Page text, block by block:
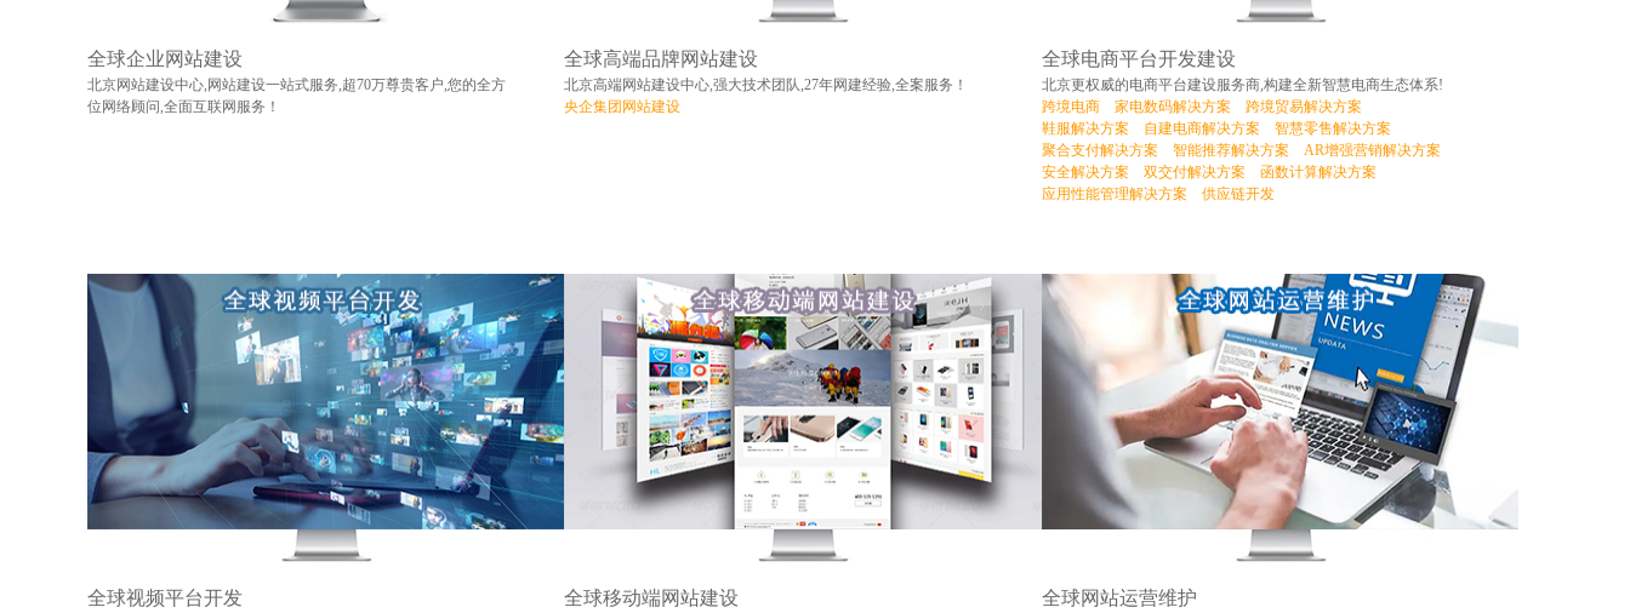
全球企业网站建设
北京网站建设中心,网站建设一站式服务,超70万尊贵客户,您的全方
位网络顾问,全面互联网服务！
全球高端品牌网站建设
北京高端网站建设中心,强大技术团队,27年网建经验,全案服务！
央企集团网站建设
全球电商平台开发建设
北京更权威的电商平台建设服务商,构建全新智慧电商生态体系!
跨境电商
家电数码解决方案
跨境贸易解决方案
鞋服解决方案
自建电商解决方案
智慧零售解决方案
聚合支付解决方案
智能推荐解决方案
AR增强营销解决方案
安全解决方案
双交付解决方案
函数计算解决方案
应用性能管理解决方案
供应链开发
全球视频平台开发 全球移动端网站建设 全球网站运营维护